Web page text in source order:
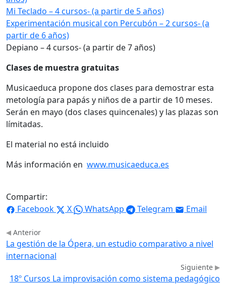
Mi Teclado – 4 cursos- (a partir de 5 años)
Experimentación musical con Percubón – 2 cursos- (a
partir de 6 años)
Depiano – 4 cursos- (a partir de 7 años)
Clases de muestra gratuitas
Musicaeduca propone dos clases para demostrar esta
metología para papás y niños de a partir de 10 meses.
Serán en mayo (dos clases quincenales) y las plazas son
límitadas.
El material no está incluido
Más información en www.musicaeduca.es
Compartir:
Facebook
X WhatsApp Telegram Email
Anterior
La gestión de la Ópera, un estudio comparativo a nivel
internacional
Siguiente
18º Cursos La improvisación como sistema pedagógico